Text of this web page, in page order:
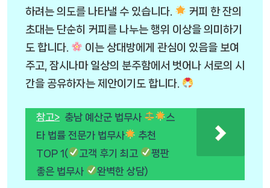
하려는 의도를 나타낼 수 있습니다.
커피 한 잔의
초대는 단순히 커피를 나누는 행위 이상을 의미하기
도 합니다.
이는 상대방에게 관심이 있음을 보여
주고, 잠시나마 일상의 분주함에서 벗어나 서로의 시
간을 공유하자는 제안이기도 합니다.
참고> 충남 예산군 법무사
스
타 법률 전문가 법무사
추천
TOP 1(
고객 후기 최고
평판
좋은 법무사
완벽한 상담)